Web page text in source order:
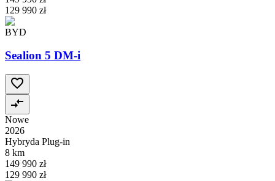
129 990 zł
BYD
Sealion 5 DM-i
Nowe
2026
Hybryda Plug-in
8 km
149 990 zł
129 990 zł